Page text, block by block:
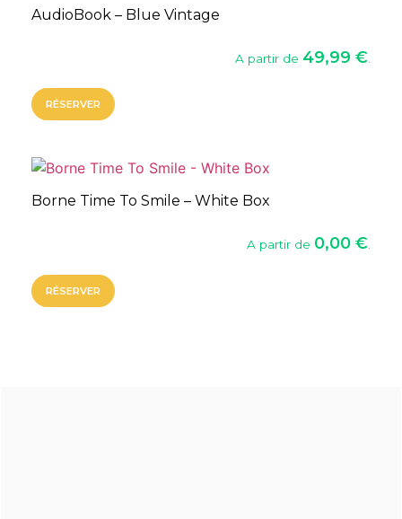
AudioBook – Blue Vintage
A partir de 49,99 €
RÉSERVER
Borne Time To Smile – White Box
A partir de 0,00 €.
RÉSERVER